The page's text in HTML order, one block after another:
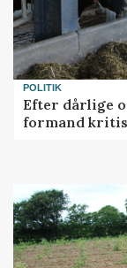
POLITIK
Efter dårlige
formand